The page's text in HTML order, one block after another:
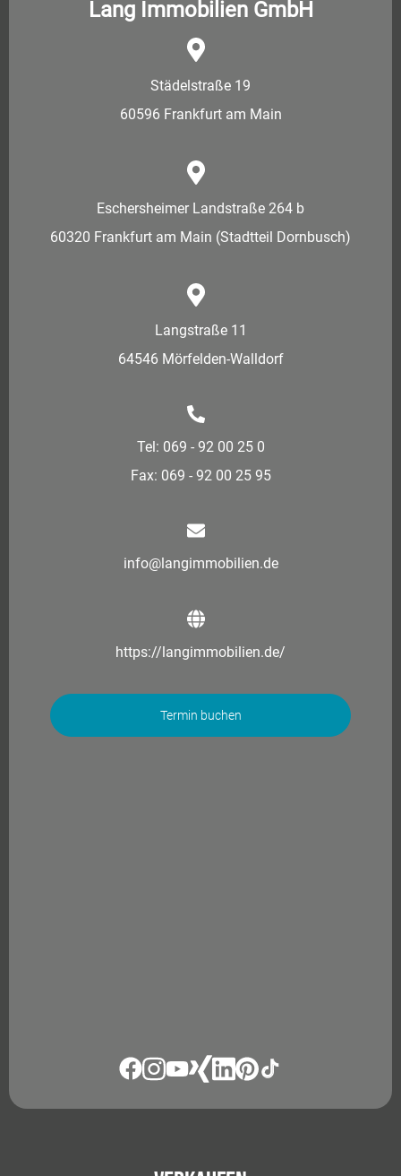
Lang Immobilien GmbH
Städelstraße 19
60596 Frankfurt am Main
Eschersheimer Landstraße 264 b
60320 Frankfurt am Main (Stadtteil Dornbusch)
Langstraße 11
64546 Mörfelden-Walldorf
Tel: 069 - 92 00 25 0
Fax: 069 - 92 00 25 95
info@langimmobilien.de
https://langimmobilien.de/
Termin buchen